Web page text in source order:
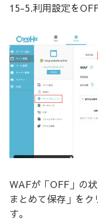
15-5.利用設定を
WAFが「OFF」の
まとめて保存」を
す。